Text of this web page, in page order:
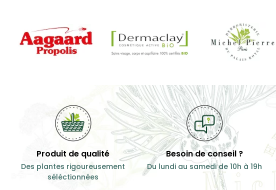
Produit de qualité
Des plantes rigoureusement
séléctionnées
Besoin de conseil ?
Du lundi au samedi de 10h à 19h